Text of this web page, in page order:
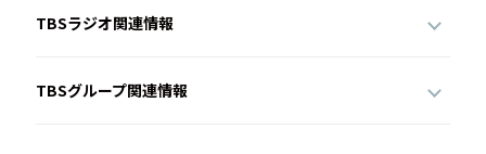
TBSラジオ関連情報
TBSグループ関連情報